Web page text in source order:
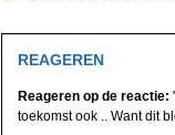
REAGEREN
Reageren op de reactie:
toekomst ook .. Want dit